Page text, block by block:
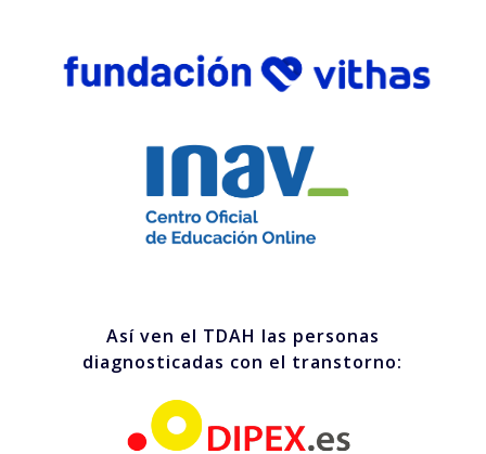
Así ven el TDAH las personas
diagnosticadas con el transtorno: